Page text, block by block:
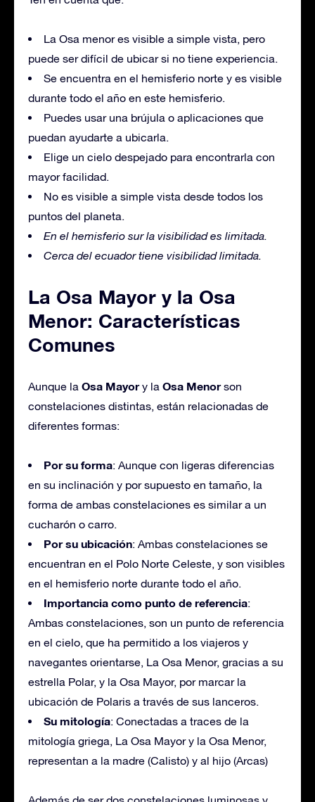
La Osa menor es visible a simple vista, pero
puede ser difícil de ubicar si no tiene experiencia.
Se encuentra en el hemisferio norte y es visible
durante todo el año en este hemisferio.
Puedes usar una brújula o aplicaciones que
puedan ayudarte a ubicarla.
Elige un cielo despejado para encontrarla con
mayor facilidad.
No es visible a simple vista desde todos los
puntos del planeta.
En el hemisferio sur la visibilidad es limitada.
Cerca del ecuador tiene visibilidad limitada.
La Osa Mayor y la Osa
Menor: Características
Comunes
Aunque la Osa Mayory la Osa Menorson
constelaciones distintas, están relacionadas de
diferentes formas:
Por su forma: Aunque con ligeras diferencias
en su inclinación y por supuesto en tamaño, la
forma de ambas constelaciones es similar a un
cucharón o carro.
Por su ubicación: Ambas constelaciones se
encuentran en el Polo Norte Celeste, y son visibles
en el hemisferio norte durante todo el año.
Importancia como punto de referencia:
Ambas constelaciones, son un punto de referencia
en el cielo, que ha permitido a los viajeros y
navegantes orientarse, La Osa Menor, gracias a su
estrella Polar, y la Osa Mayor, por marcar la
ubicación de Polaris a través de sus lanceros.
Su mitología: Conectadas a traces de la
mitología griega, La Osa Mayor y la Osa Menor,
representan a la madre (Calisto) y al hijo (Arcas)